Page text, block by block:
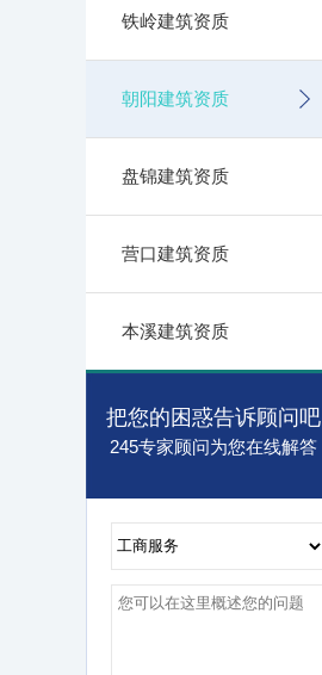
铁岭建筑资质
朝阳建筑资质
盘锦建筑资质
营口建筑资质
本溪建筑资质
把您的困惑告诉顾问吧
245专家顾问为您在线解答